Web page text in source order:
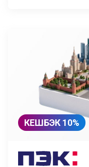
КЕШБЭК 10%